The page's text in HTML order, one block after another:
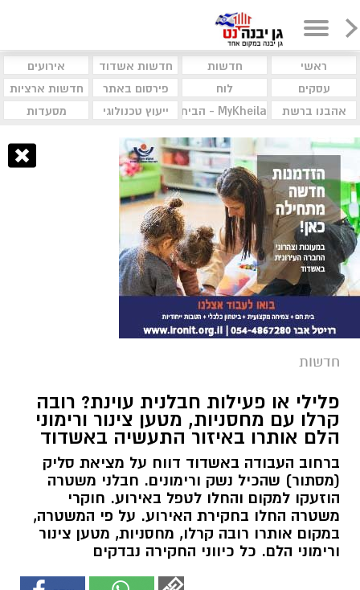
ראשי חדשות חדשות אשדוד
אירועים
עסקים
לוח פירסום באתר
חדשות ארציות
אהבנו ברשת
MyKheila - הבית לעסקים וקהילות ייעוץ טכנולוגי מסעדות
חדשות
פלילי או פעילות חבלנית עוינת? רובה
קרלו עם מחסניות, מטען צינור ורימוני
הלם אותרו באיזור התעשיה באשדוד
ברחוב העבודה באשדוד דווח על מציאת סליק
(מסתור) שהכיל נשק ורימונים. חבלני משטרה
הוזעקו למקום והחלו לטפל באירוע. חוקרי
משטרה החלו בחקירת האירוע. על פי המשטרה,
במקום אותרו רובה קרלו, מחסניות, מטען צינור
ורימוני הלם. כל כיווני החקירה נבדקים